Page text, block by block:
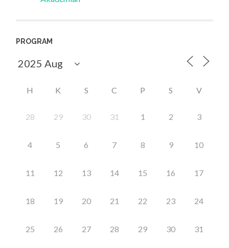
PROGRAM
H K S C P S V
28 29 30 31 1 2 3
4 5 6 7 8 9 10
11 12 13 14 15 16 17
18 19 20 21 22 23 24
25 26 27 28 29 30 31